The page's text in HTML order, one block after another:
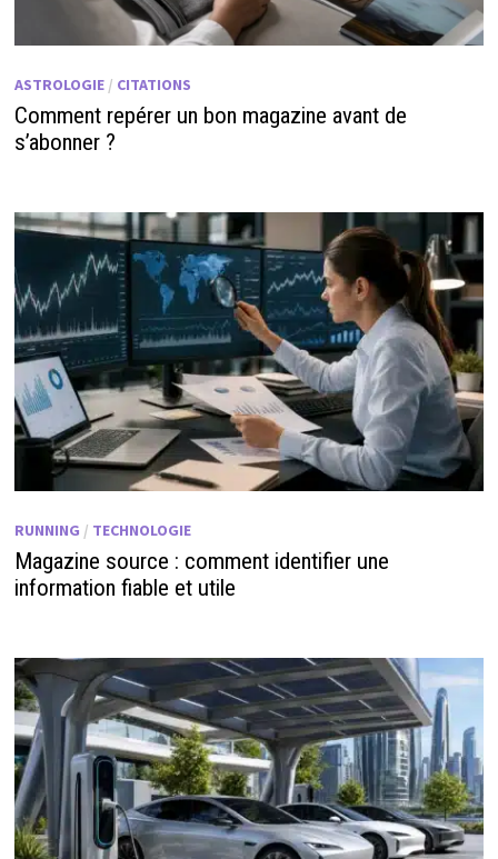
ASTROLOGIE/ CITATIONS
Comment repérer un bon magazine avant de
s’abonner ?
RUNNING / TECHNOLOGIE
Magazine source : comment identifier une
information fiable et utile